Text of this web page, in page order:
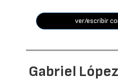
ver/escribir
Gabriel